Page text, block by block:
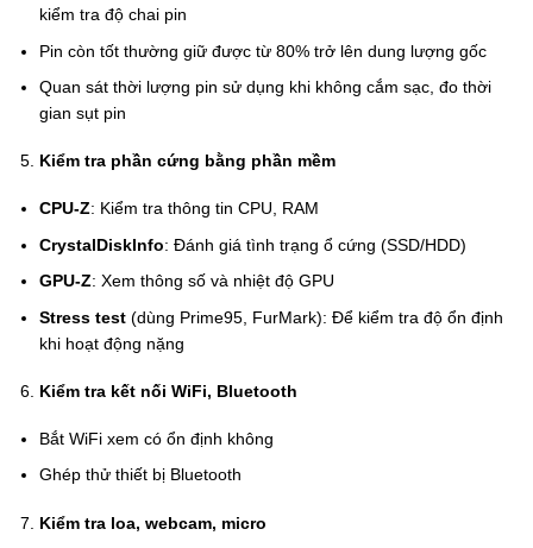
kiểm tra độ chai pin
Pin còn tốt thường giữ được từ 80% trở lên dung lượng gốc
Quan sát thời lượng pin sử dụng khi không cắm sạc, đo thời
gian sụt pin
Kiểm tra phần cứng bằng phần mềm
CPU-Z: Kiểm tra thông tin CPU, RAM
CrystalDiskInfo: Đánh giá tình trạng ổ cứng (SSD/HDD)
GPU-Z: Xem thông số và nhiệt độ GPU
Stress test (dùng Prime95, FurMark): Để kiểm tra độ ổn định
khi hoạt động nặng
Kiểm tra kết nối WiFi, Bluetooth
Bắt WiFi xem có ổn định không
Ghép thử thiết bị Bluetooth
Kiểm tra loa, webcam, micro